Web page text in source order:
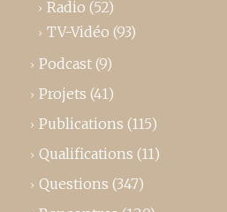
Radio (52)
TV-Vidéo (93)
Podcast (9)
Projets (41)
Publications (115)
Qualifications (11)
Questions (347)